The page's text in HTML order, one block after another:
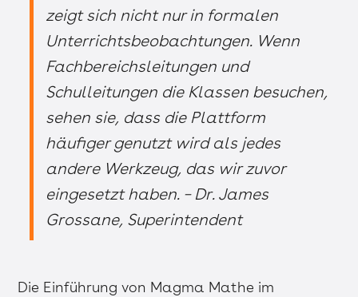
zeigt sich nicht nur in formalen
Unterrichtsbeobachtungen. Wenn
Fachbereichsleitungen und
Schulleitungen die Klassen besuchen,
sehen sie, dass die Plattform
häufiger genutzt wird als jedes
andere Werkzeug, das wir zuvor
eingesetzt haben. – Dr. James
Grossane, Superintendent
Die Einführung von Magma Mathe im